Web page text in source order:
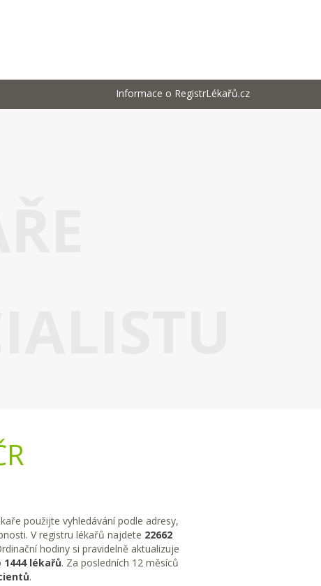
Informace o RegistrLékařů.cz
použijte vyhledávání podle adresy,
V registru lékařů najdete 22662
hodiny si pravidelně aktualizuje
1444 lékařů. Za posledních 12 měsíců
.